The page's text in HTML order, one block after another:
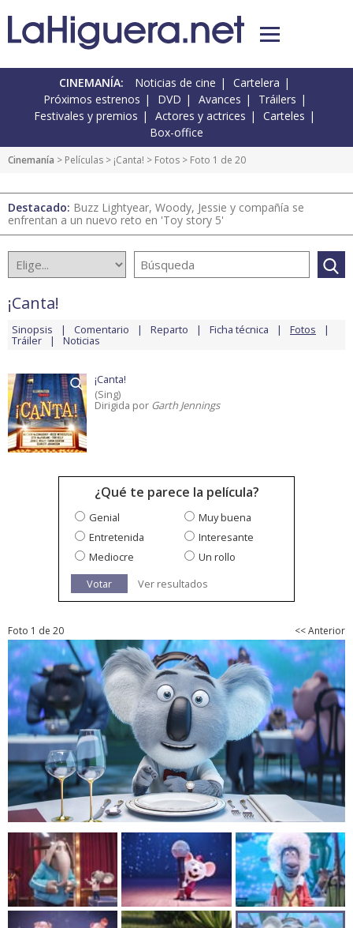
CINEMANÍA: Noticias de cine
Cartelera
Próximos estrenos
DVD Avances
Tráilers
Festivales y premios
Actores y actrices
Carteles
Box-office
Cinemanía > Películas > ¡Canta! > Fotos > Foto 1 de 20
Destacado: Buzz Lightyear, Woody, Jessie y compañía se
enfrentan a un nuevo reto en 'Toy story 5'
¡Canta!
Sinopsis Comentario Reparto Ficha técnica Fotos
Tráiler Noticias
¡Canta!
(Sing)
Dirigida por Garth Jennings
¿Qué te parece la película?
Genial
Muy buena
Entretenida
Interesante
Mediocre
Un rollo
Votar
Ver resultados
Foto 1 de 20 << Anterior